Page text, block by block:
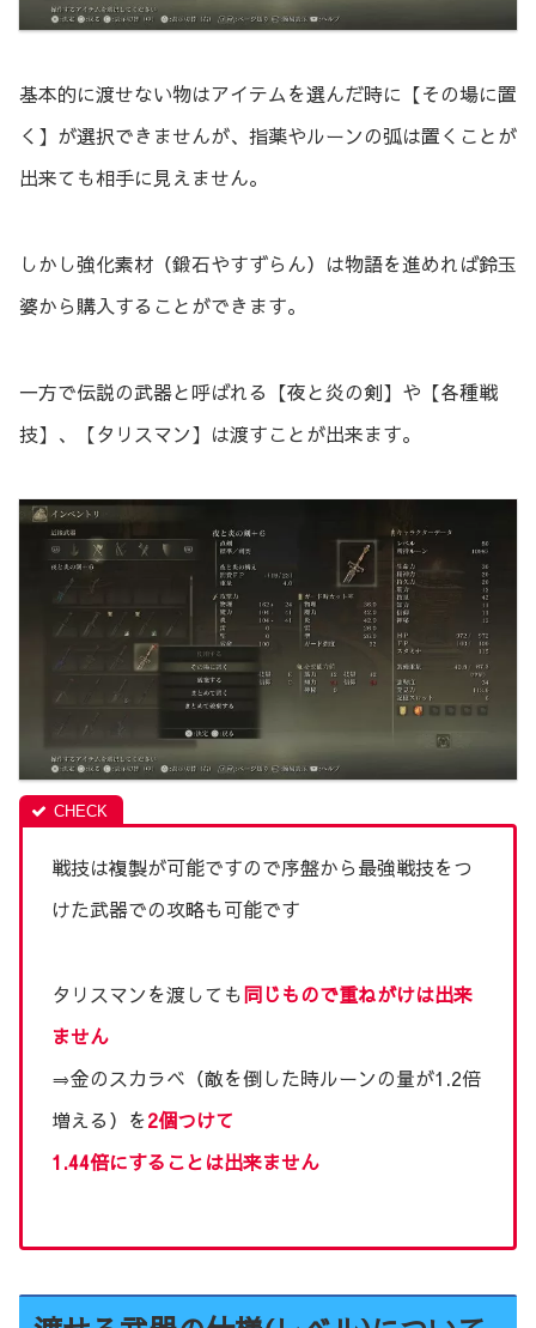
基本的に渡せない物はアイテムを選んだ時に【その場に置
く】が選択できませんが、指薬やルーンの弧は置くことが
出来ても相手に見えません。
しかし強化素材（鍛石やすずらん）は物語を進めれば鈴玉
婆から購入することができます。
一方で伝説の武器と呼ばれる【夜と炎の剣】や【各種戦
技】、【タリスマン】は渡すことが出来ます。
戦技は複製が可能ですので序盤から最強戦技をつ
けた武器での攻略も可能です
タリスマンを渡しても同じもので重ねがけは出来
ません
⇒金のスカラベ（敵を倒した時ルーンの量が1.2倍
増える）を2個つけて
1.44倍にすることは出来ません